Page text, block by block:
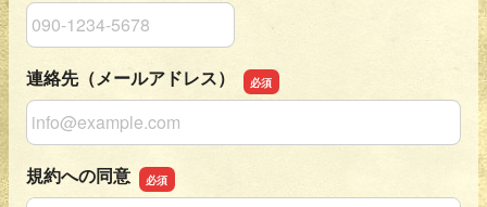
連絡先（電話番号）
連絡先（メールアドレス）
連絡先（メールアドレス）
規約への同意